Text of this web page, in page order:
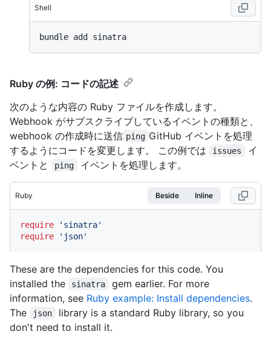
Shell
Ruby の例: コードの記述
次のような内容の Ruby ファイルを作成します。
Webhook がサブスクライブしているイベントの種類と、
webhook の作成時に送信 ping GitHub イベントを処理
するようにコードを変更します。 この例では
issues
イ
ベントと
ping イベントを処理します。
Ruby Beside Inline
require
'sinatra'
require
'json'
These are the dependencies for this code. You
installed the
sinatra
gem earlier. For more
information, see Ruby example: Install dependencies.
The
json
library is a standard Ruby library, so you
don't need to install it.